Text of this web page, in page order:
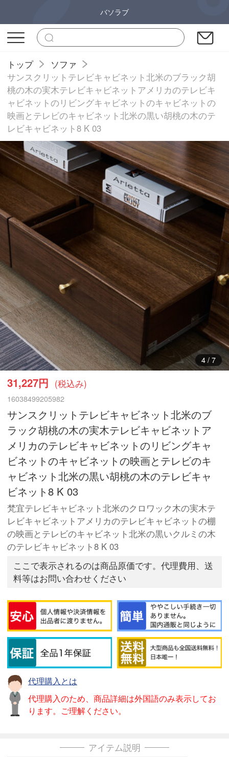
バソラブ
トップ
ソファ
サンスクリットテレビキャビネット北米のブラック胡
桃の木の実木テレビキャビネットアメリカのテレビキ
ャビネットのリビングキャビネットのキャビネットの
映画とテレビのキャビネット北米の黒い胡桃の木のテ
レビキャビネット8 K 03
4/ 7
31,227円 (税込み)
16038499205982
サンスクリットテレビキャビネット北米のブ
ラック胡桃の木の実木テレビキャビネットア
メリカのテレビキャビネットのリビングキャ
ビネットのキャビネットの映画とテレビのキ
ャビネット北米の黒い胡桃の木のテレビキャ
ビネット8 K 03
梵宜テレビキャビネット北米のクロワック木の実木テ
レビキャビネットアメリカのテレビキャビネットの棚
の映画とテレビのキャビネット北米の黒いクルミの木
のテレビキャビネット8 K 03
ここで表示されるのは商品原価です。代理費用、送
料等はお問い合わせください
代理購入とは
代理購入のため、商品詳細は外国語のみ表示してお
ります。ご理解ください。
アイテム説明